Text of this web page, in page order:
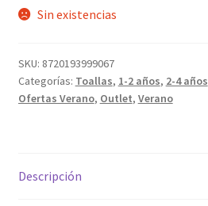
original
10,95 €.6,00 €.
Sin existencias
SKU: 8720193999067
Categorías: Toallas, 1-2 años, 2-4 años
Ofertas Verano, Outlet, Verano
Descripción